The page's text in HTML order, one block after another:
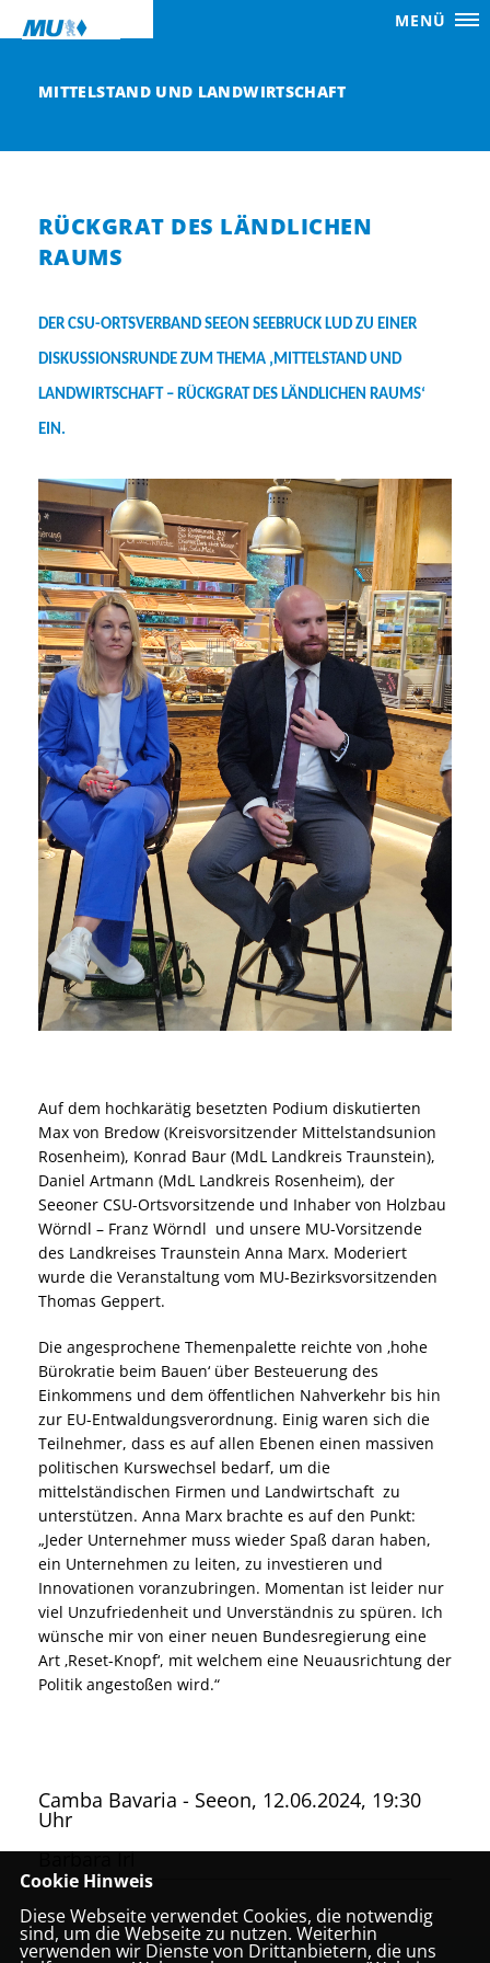
MENÜ
MITTELSTAND UND LANDWIRTSCHAFT
RÜCKGRAT DES LÄNDLICHEN
RAUMS
DER CSU-ORTSVERBAND SEEON SEEBRUCK LUD ZU EINER
DISKUSSIONSRUNDE ZUM THEMA ‚MITTELSTAND UND
LANDWIRTSCHAFT – RÜCKGRAT DES LÄNDLICHEN RAUMS‘
EIN.
Auf dem hochkarätig besetzten Podium diskutierten
Max von Bredow (Kreisvorsitzender Mittelstandsunion
Rosenheim), Konrad Baur (MdL Landkreis Traunstein),
Daniel Artmann (MdL Landkreis Rosenheim), der
Seeoner CSU-Ortsvorsitzende und Inhaber von Holzbau
Wörndl – Franz Wörndl und unsere MU-Vorsitzende
des Landkreises Traunstein Anna Marx. Moderiert
wurde die Veranstaltung vom MU-Bezirksvorsitzenden
Thomas Geppert.
Die angesprochene Themenpalette reichte von ‚hohe
Bürokratie beim Bauen‘ über Besteuerung des
Einkommens und dem öffentlichen Nahverkehr bis hin
zur EU-Entwaldungsverordnung. Einig waren sich die
Teilnehmer, dass es auf allen Ebenen einen massiven
politischen Kurswechsel bedarf, um die
mittelständischen Firmen und Landwirtschaft zu
unterstützen. Anna Marx brachte es auf den Punkt:
Jeder Unternehmer muss wieder Spaß daran haben,
ein Unternehmen zu leiten, zu investieren und
Innovationen voranzubringen. Momentan ist leider nur
viel Unzufriedenheit und Unverständnis zu spüren. Ich
wünsche mir von einer neuen Bundesregierung eine
Art ‚Reset-Knopf‘, mit welchem eine Neuausrichtung der
Politik angestoßen wird.“
Camba Bavaria - Seeon, 12.06.2024, 19:30
Uhr
Barbara Irl
Cookie Hinweis
Diese Webseite verwendet Cookies, die notwendig
sind, um die Webseite zu nutzen. Weiterhin
verwenden wir Dienste von Drittanbietern, die uns